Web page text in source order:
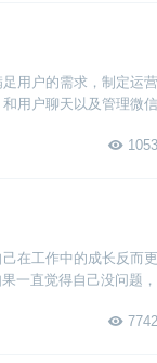
用户的需求，制定运
用户聊天以及管理微
的具体做法。
在工作中的成长反而
一直觉得自己没问题
些技能，如何提升自7742